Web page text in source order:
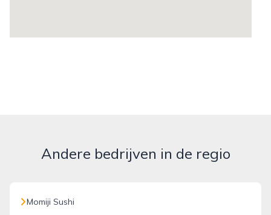
Andere bedrijven in de regio
Momiji Sushi